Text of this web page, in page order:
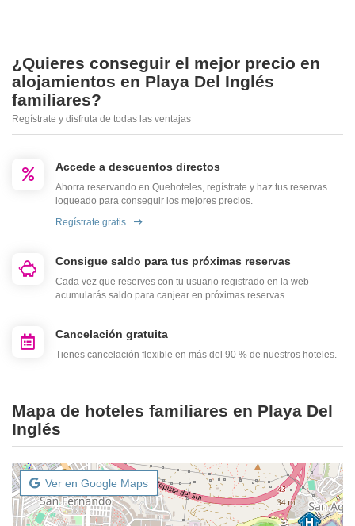
¿Quieres conseguir el mejor precio en
alojamientos en Playa Del Inglés
familiares?
Regístrate y disfruta de todas las ventajas
Accede a descuentos directos
Ahorra reservando en Quehoteles, regístrate y haz tus reservas
logueado para conseguir los mejores precios.
Regístrate gratis
Consigue saldo para tus próximas reservas
Cada vez que reserves con tu usuario registrado en la web
acumularás saldo para canjear en próximas reservas.
Cancelación gratuita
Tienes cancelación flexible en más del 90 % de nuestros hoteles.
Mapa de hoteles familiares en Playa Del
Inglés
Ver en Google Maps